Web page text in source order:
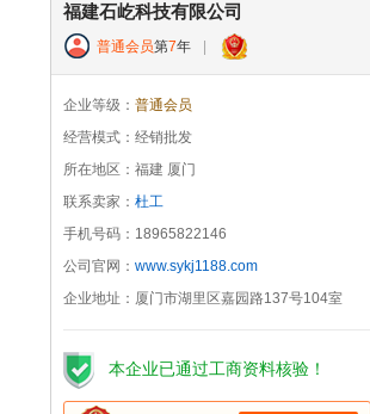
福建石屹科技有限公司
普通会员第7年
企业等级： 普通会员
经营模式：经销批发
所在地区：福建 厦门
联系卖家： 杜工
手机号码：18965822146
公司官网： www.sykj1188.com
企业地址：厦门市湖里区嘉园路137号104室
本企业已通过工商资料核验！